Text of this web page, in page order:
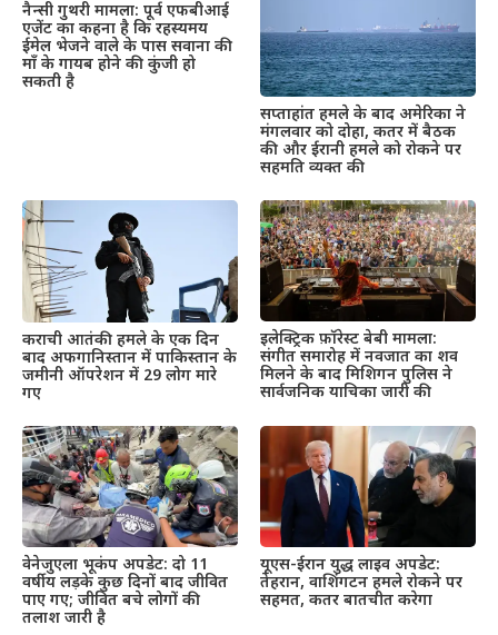
नैन्सी गुथरी मामला: पूर्व एफबीआई
एजेंट का कहना है कि रहस्यमय
ईमेल भेजने वाले के पास सवाना की
माँ के गायब होने की कुंजी हो
सकती है
सप्ताहांत हमले के बाद अमेरिका ने
मंगलवार को दोहा, कतर में बैठक
की और ईरानी हमले को रोकने पर
सहमति व्यक्त की
कराची आतंकी हमले के एक दिन
बाद अफगानिस्तान में पाकिस्तान के
जमीनी ऑपरेशन में 29 लोग मारे
गए
इलेक्ट्रिक फ़ॉरेस्ट बेबी मामला:
संगीत समारोह में नवजात का शव
मिलने के बाद मिशिगन पुलिस ने
सार्वजनिक याचिका जारी की
वेनेजुएला भूकंप अपडेट: दो 11
वर्षीय लड़के कुछ दिनों बाद जीवित
पाए गए; जीवित बचे लोगों की
तलाश जारी है
यूएस-ईरान युद्ध लाइव अपडेट:
तेहरान, वाशिंगटन हमले रोकने पर
सहमत, कतर बातचीत करेगा